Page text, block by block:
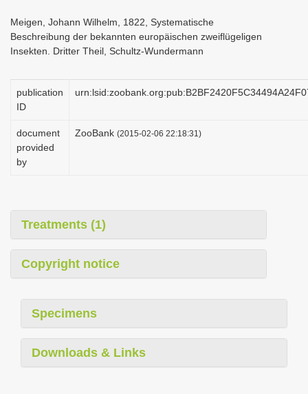
n
Meigen, Johann Wilhelm, 1822, Systematische
Beschreibung der bekannten europäischen zweiflügeligen
Insekten. Dritter Theil, Schultz-Wundermann
publication
ID
document
provided
by
ZooBank (2015-02-06 22:18:31)
Treatments (1)
Copyright notice
Specimens
Downloads & Links